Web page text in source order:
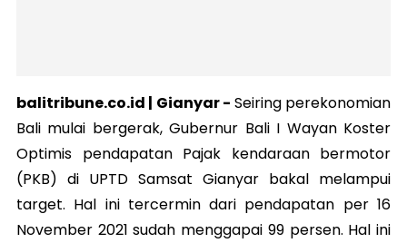
balitribune.co.id | Gianyar - Seiring perekonomian
Bali mulai bergerak, Gubernur Bali I Wayan Koster
Optimis pendapatan Pajak kendaraan bermotor
(PKB) di UPTD Samsat Gianyar bakal melampui
target. Hal ini tercermin dari pendapatan per 16
November 2021 sudah menggapai 99 persen. Hal ini